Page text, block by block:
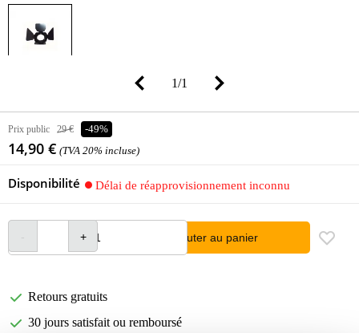
1/1
Prix public 29 € -49%
14,90 € (TVA 20% incluse)
Disponibilité Délai de réapprovisionnement inconnu
Ajouter au panier
Retours gratuits
30 jours satisfait ou remboursé